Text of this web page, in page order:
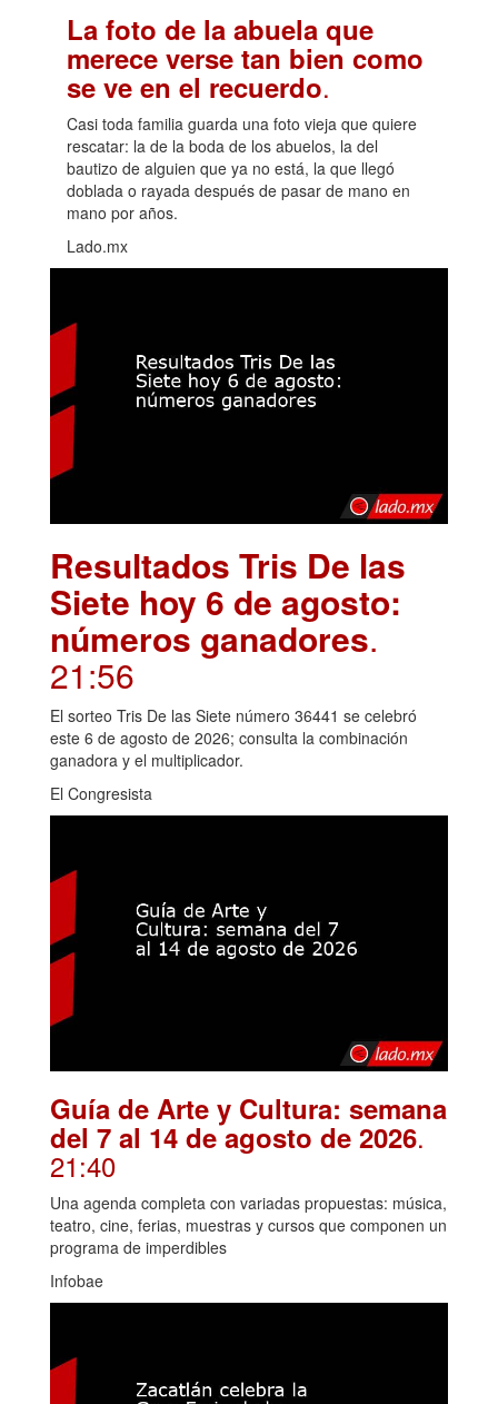
La foto de la abuela que
merece verse tan bien como
se ve en el recuerdo.
Casi toda familia guarda una foto vieja que quiere
rescatar: la de la boda de los abuelos, la del
bautizo de alguien que ya no está, la que llegó
doblada o rayada después de pasar de mano en
mano por años.
Lado.mx
Resultados Tris De las
Siete hoy 6 de agosto:
números ganadores.
21:56
El sorteo Tris De las Siete número 36441 se celebró
este 6 de agosto de 2026; consulta la combinación
ganadora y el multiplicador.
El Congresista
Guía de Arte y Cultura: semana
del 7 al 14 de agosto de 2026.
21:40
Una agenda completa con variadas propuestas: música,
teatro, cine, ferias, muestras y cursos que componen un
programa de imperdibles
Infobae